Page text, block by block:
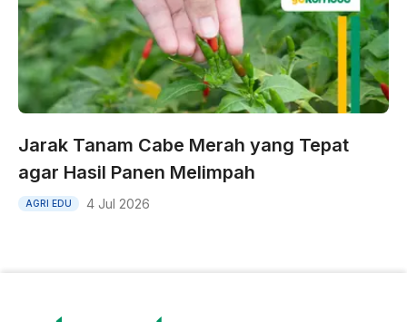
Jarak Tanam Cabe Merah yang Tepat
agar Hasil Panen Melimpah
AGRI EDU 4 Jul 2026